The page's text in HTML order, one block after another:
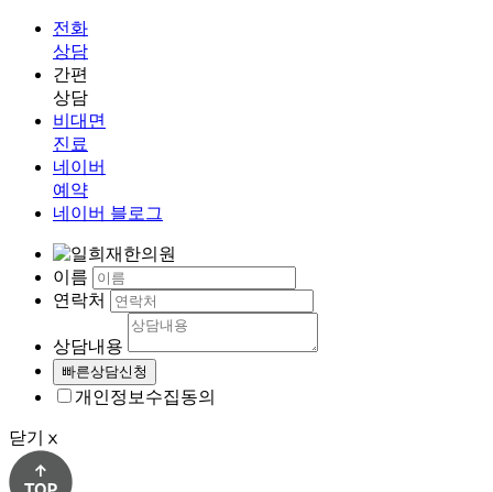
전화
상담
간편
상담
비대면
진료
네이버
예약
네이버 블로그
이름
연락처
상담내용
개인정보수집동의
닫기 ⅹ